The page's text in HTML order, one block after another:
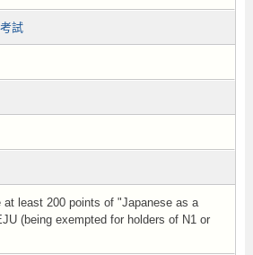
試
at least 200 points of "Japanese as a
(being exempted for holders of N1 or